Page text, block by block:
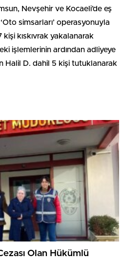
Nevşehir ve Kocaeli’de eş
simsarları’ operasyonuyla
kıskıvrak yakalanarak
işlemlerinin ardından adliyeye
Halil D. dahil 5 kişi tutuklanarak
Olan Hükümlü